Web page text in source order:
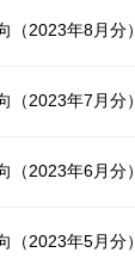
（2023年8月分）
（2023年7月分）
（2023年6月分）
（2023年5月分）